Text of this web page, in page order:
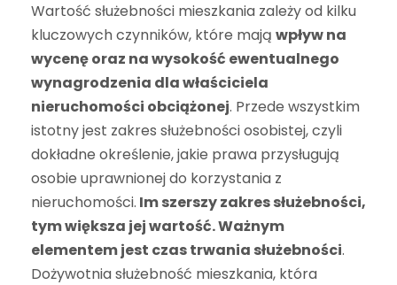
Wartość służebności mieszkania zależy od kilku
kluczowych czynników, które mają wpływ na
wycenę oraz na wysokość ewentualnego
wynagrodzenia dla właściciela
nieruchomości obciążonej. Przede wszystkim
istotny jest zakres służebności osobistej, czyli
dokładne określenie, jakie prawa przysługują
osobie uprawnionej do korzystania z
nieruchomości. Im szerszy zakres służebności,
tym większa jej wartość. Ważnym
elementem jest czas trwania służebności.
Dożywotnia służebność mieszkania, która